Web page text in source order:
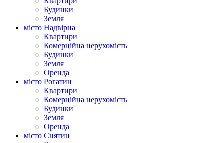
Будинки
Земля
місто Надвірна
Квартири
Комерційна нерухомість
Будинки
Земля
Оренда
місто Рогатин
Квартири
Комерційна нерухомість
Будинки
Земля
Оренда
місто Снятин